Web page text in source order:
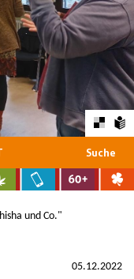
Suche
und Co."
05.12.2022